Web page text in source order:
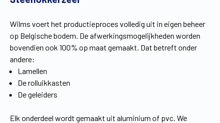
Wilms voert het productieproces volledig uit in eigen beheer
op Belgische bodem. De afwerkingsmogelijkheden worden
bovendien ook 100% op maat gemaakt. Dat betreft onder
andere:
Lamellen
De rolluikkasten
De geleiders
Elk onderdeel wordt gemaakt uit aluminium of pvc. We